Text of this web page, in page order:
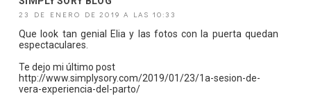
23 DE ENERO DE 2019 A LAS 10:33
Que look tan genial Elia y las fotos con la puerta quedan
espectaculares.
Te dejo mi último post
http://www.simplysory.com/2019/01/23/1a-sesion-de-
vera-experiencia-del-parto/